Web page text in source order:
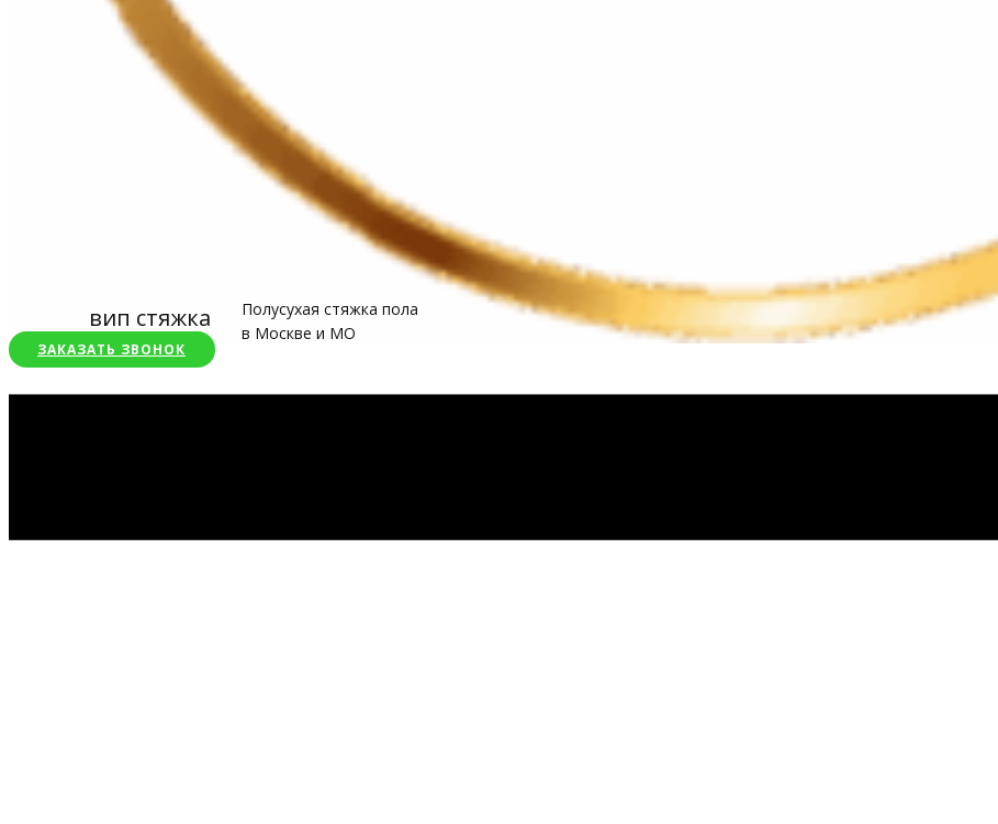
Полусухая стяжка пола
в Москве и МО
вип стяжка
ЗАКАЗАТЬ ЗВОНОК